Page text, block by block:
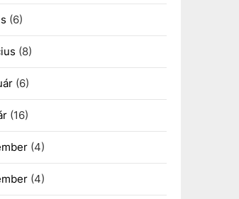
(6)
(8)
(6)
(16)
(4)
(4)